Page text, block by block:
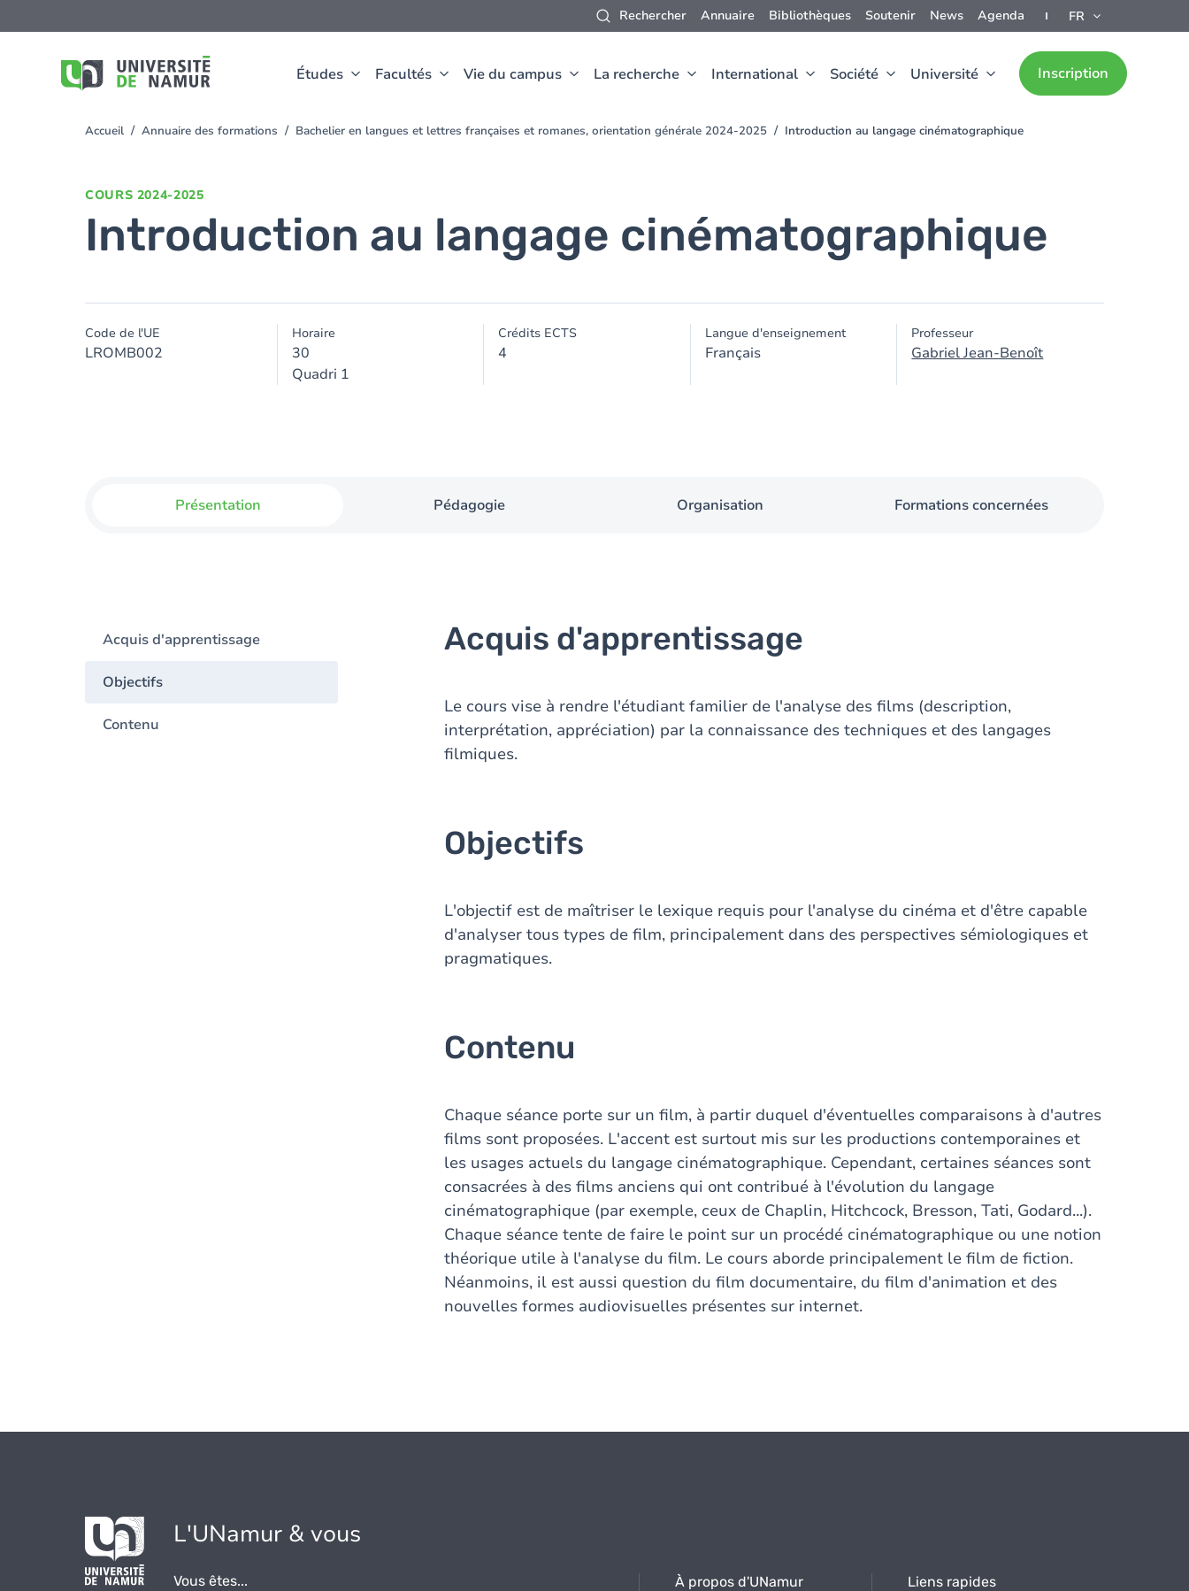
Rechercher Annuaire Bibliothèques Soutenir News Agenda FR
Études Facultés Vie du campus La recherche International Société Université Inscription
au
You
Accueil Annuaire des formations Bachelier en langues et lettres françaises et romanes, orientation générale 2024-2025 Introduction au langage cinématographique
COURS 2024-2025
Introduction au langage cinématographique
Code de l'UE
LROMB002
Horaire
30
Quadri 1
Crédits ECTS
4
Langue d'enseignement
Français
Professeur
Gabriel Jean-Benoît
Présentation Pédagogie Organisation Formations concernées
Acquis d'apprentissage
Objectifs
Contenu
Acquis d'apprentissage
Le cours vise à rendre l'étudiant familier de l'analyse des films (description,
interprétation, appréciation) par la connaissance des techniques et des langages
filmiques.
Objectifs
L'objectif est de maîtriser le lexique requis pour l'analyse du cinéma et d'être capable
d'analyser tous types de film, principalement dans des perspectives sémiologiques et
pragmatiques.
Contenu
Chaque séance porte sur un film, à partir duquel d'éventuelles comparaisons à d'autres
films sont proposées. L'accent est surtout mis sur les productions contemporaines et
les usages actuels du langage cinématographique. Cependant, certaines séances sont
consacrées à des films anciens qui ont contribué à l'évolution du langage
cinématographique (par exemple, ceux de Chaplin, Hitchcock, Bresson, Tati, Godard...).
Chaque séance tente de faire le point sur un procédé cinématographique ou une notion
théorique utile à l'analyse du film. Le cours aborde principalement le film de fiction.
Néanmoins, il est aussi question du film documentaire, du film d'animation et des
nouvelles formes audiovisuelles présentes sur internet.
L'UNamur & vous
Vous êtes... À propos d'UNamur Liens rapides